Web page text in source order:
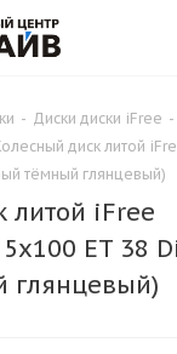
- Диски диски iFree -
диск литой
тёмный глянцевый)
литой iFree
ET 38
глянцевый)